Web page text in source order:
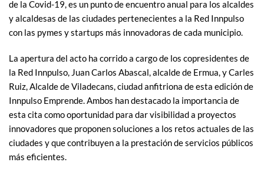
de la Covid-19, es un punto de encuentro anual para los alcaldes
y alcaldesas de las ciudades pertenecientes a la Red Innpulso
con las pymes y startups más innovadoras de cada municipio.
La apertura del acto ha corrido a cargo de los copresidentes de
la Red Innpulso, Juan Carlos Abascal, alcalde de Ermua, y Carles
Ruiz, Alcalde de Viladecans, ciudad anfitriona de esta edición de
Innpulso Emprende. Ambos han destacado la importancia de
esta cita como oportunidad para dar visibilidad a proyectos
innovadores que proponen soluciones a los retos actuales de las
ciudades y que contribuyen a la prestación de servicios públicos
más eficientes.